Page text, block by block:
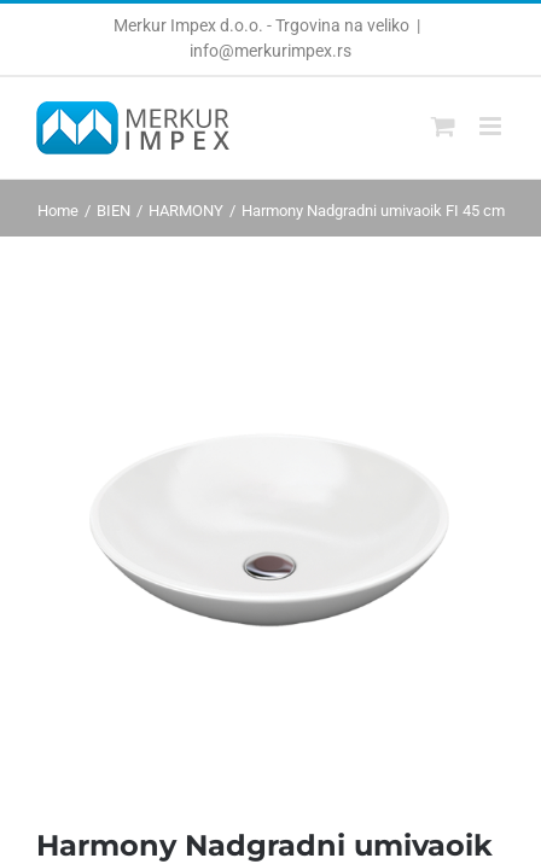
Merkur Impex d.o.o. - Trgovina na veliko |
info@merkurimpex.rs
Home BIEN HARMONY Harmony Nadgradni umivaoik FI 45 cm
Harmony Nadgradni umivaoik